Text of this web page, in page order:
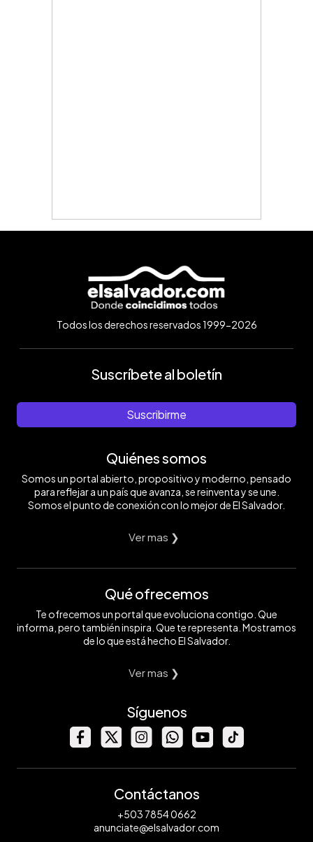
Todos los derechos reservados 1999-2026
Suscríbete al boletín
Suscribirme
Quiénes somos
Somos un portal abierto, propositivo y moderno, pensado
para reflejar a un país que avanza, se reinventa y se une.
Somos el punto de conexión con lo mejor de El Salvador.
Ver mas ❯
Qué ofrecemos
Te ofrecemos un portal que evoluciona contigo. Que
informa, pero también inspira. Que te representa. Mostramos
de lo que está hecho El Salvador.
Ver mas ❯
Síguenos
Contáctanos
+503 7854 0662
anunciate@elsalvador.com